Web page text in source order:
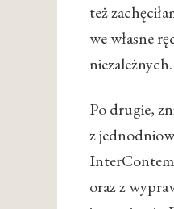
też
we własne
niezależnych.
Po drugie,
z
oraz z